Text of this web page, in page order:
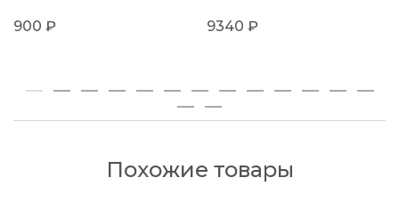
900 ₽ 9340 ₽
Похожие товары